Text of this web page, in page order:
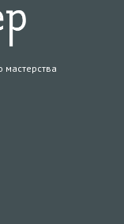
мастерства